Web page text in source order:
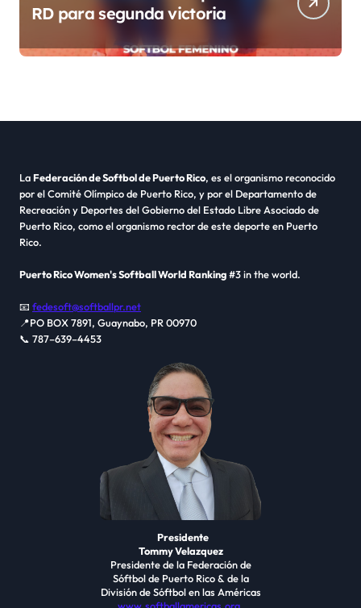
RD para segunda victoria
LaFederación de Softbol de Puerto Rico, es el organismo reconocido
por el Comité Olímpico de Puerto Rico, y por el Departamento de
Recreación y Deportes del Gobierno del Estado Libre Asociado de
Puerto Rico, como el organismo rector de este deporte en Puerto
Rico.
Puerto Rico Women's Softball World Ranking#3 in the world.
📧 fedesoft@softballpr.net
📍PO BOX 7891, Guaynabo, PR 00970
📞 787–639–4453
Presidente
Tommy Velazquez
Presidente de la Federación de
Sóftbol de Puerto Rico & de la
División de Sóftbol en las Américas